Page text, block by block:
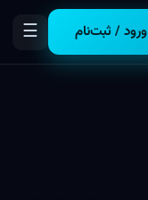
ورود / ثبت‌نام ☰